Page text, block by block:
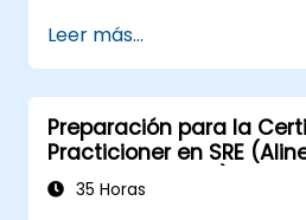
Introducir una dimensión
sitio requiere realinear la
nuevo enfoque en
automatización, y la
variedad de nuevos
Leer más...
Preparación para la
Practicioner en SRE
Instituto DevOps)
35 Horas